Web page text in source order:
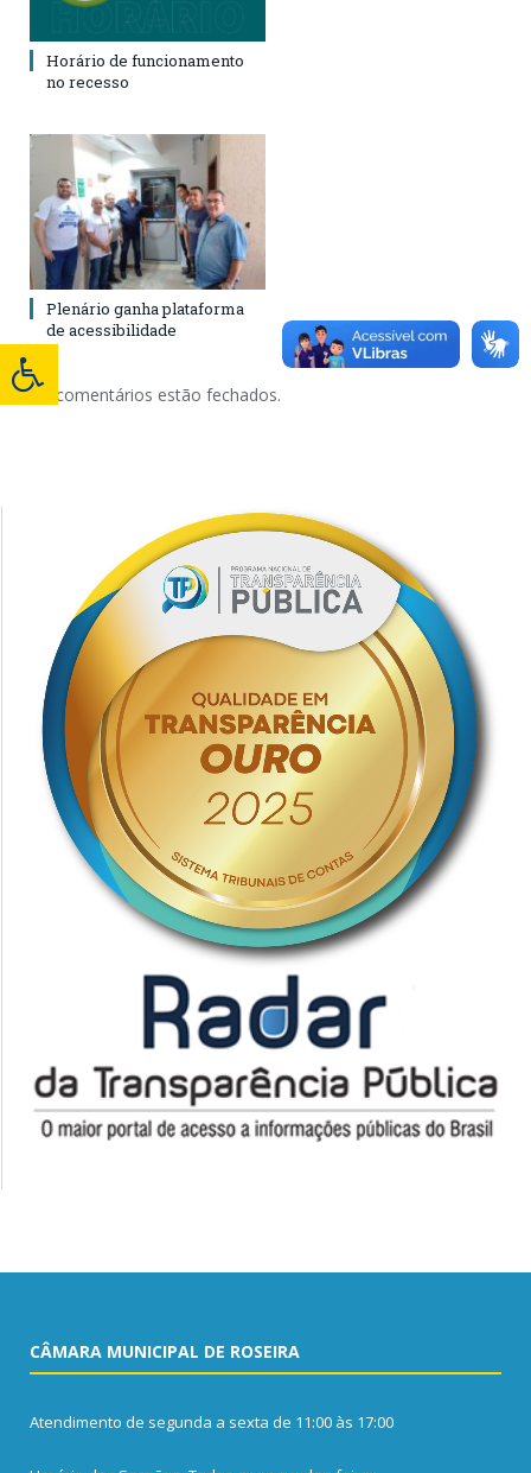
Horário de funcionamento
no recesso
Plenário ganha plataforma
de acessibilidade
Os comentários estão fechados.
CÂMARA MUNICIPAL DE ROSEIRA
Atendimento de segunda a sexta de 11:00 às 17:00